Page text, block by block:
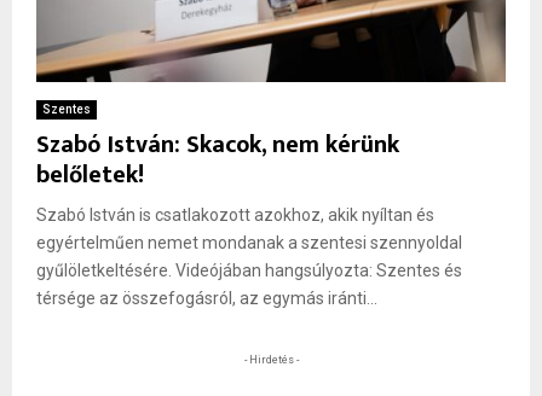
Szentes
Szabó István: Skacok, nem kérünk
belőletek!
Szabó István is csatlakozott azokhoz, akik nyíltan és
egyértelműen nemet mondanak a szentesi szennyoldal
gyűlöletkeltésére. Videójában hangsúlyozta: Szentes és
térsége az összefogásról, az egymás iránti...
- Hirdetés -